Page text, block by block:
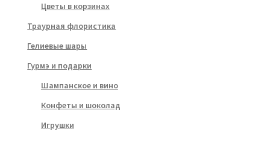
Цветы в корзинах
Траурная флористика
Гелиевые шары
Гурмэ и подарки
Шампанское и вино
Конфеты и шоколад
Игрушки